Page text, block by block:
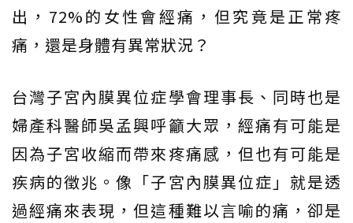
出，72%的女性會經痛，但究竟是正常疼
痛，還是身體有異常狀況？
台灣子宮內膜異位症學會理事長、同時也是
婦產科醫師吳孟興呼籲大眾，經痛有可能是
因為子宮收縮而帶來疼痛感，但也有可能是
疾病的徵兆。像「子宮內膜異位症」就是透
過經痛來表現，但這種難以言喻的痛，卻是